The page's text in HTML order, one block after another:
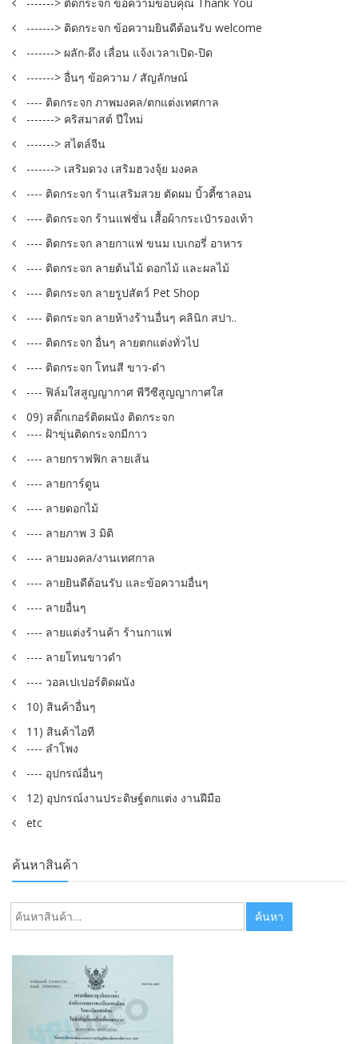
-------> ติดกระจก ข้อความขอบคุณ Thank You
-------> ติดกระจก ข้อความยินดีต้อนรับ welcome
-------> ผลัก-ดึง เลื่อน แจ้งเวลาเปิด-ปิด
-------> อื่นๆ ข้อความ / สัญลักษณ์
---- ติดกระจก ภาพมงคล/ตกแต่งเทศกาล
-------> คริสมาสต์ ปีใหม่
-------> สไตล์จีน
-------> เสริมดวง เสริมฮวงจุ้ย มงคล
---- ติดกระจก ร้านเสริมสวย ตัดผม บิ้วตี้ซาลอน
---- ติดกระจก ร้านแฟชั่น เสื้อผ้ากระเป๋ารองเท้า
---- ติดกระจก ลายกาแฟ ขนม เบเกอรี่ อาหาร
---- ติดกระจก ลายต้นไม้ ดอกไม้ และผลไม้
---- ติดกระจก ลายรูปสัตว์ Pet Shop
---- ติดกระจก ลายห้างร้านอื่นๆ คลินิก สปา..
---- ติดกระจก อื่นๆ ลายตกแต่งทั่วไป
---- ติดกระจก โทนสี ขาว-ดำ
---- ฟิล์มใสสูญญากาศ พีวีซีสูญญากาศใส
09) สติ๊กเกอร์ติดผนัง ติดกระจก
---- ฝ้าขุ่นติดกระจกมีกาว
---- ลายกราฟฟิก ลายเส้น
---- ลายการ์ตูน
---- ลายดอกไม้
---- ลายภาพ 3 มิติ
---- ลายมงคล/งานเทศกาล
---- ลายยินดีต้อนรับ และข้อความอื่นๆ
---- ลายอื่นๆ
---- ลายแต่งร้านค้า ร้านกาแฟ
---- ลายโทนขาวดำ
---- วอลเปเปอร์ติดผนัง
10) สินค้าอื่นๆ
11) สินค้าไอที
---- ลำโพง
---- อุปกรณ์อื่นๆ
12) อุปกรณ์งานประดิษฐ์ตกแต่ง งานฝีมือ
etc
ค้นหาสินค้า
ค้นหา: ค้นหา